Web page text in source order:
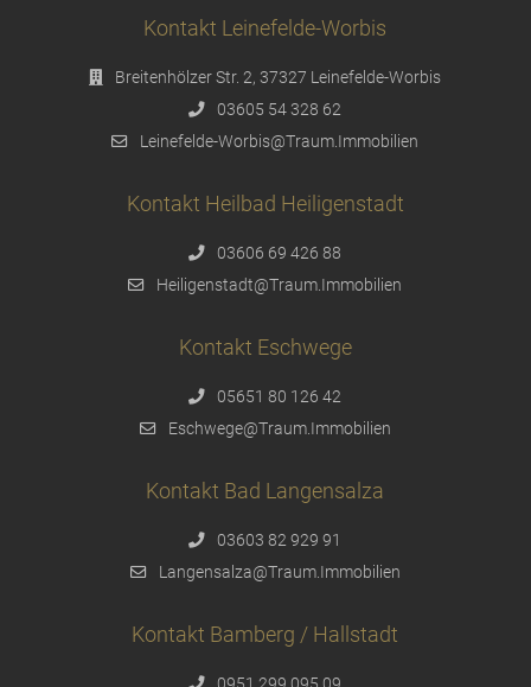
Kontakt Leinefelde-Worbis
Breitenhölzer Str. 2, 37327 Leinefelde-Worbis
03605 54 328 62
Leinefelde-Worbis@Traum.Immobilien
Kontakt Heilbad Heiligenstadt
03606 69 426 88
Heiligenstadt@Traum.Immobilien
Kontakt Eschwege
05651 80 126 42
Eschwege@Traum.Immobilien
Kontakt Bad Langensalza
03603 82 929 91
Langensalza@Traum.Immobilien
Kontakt Bamberg / Hallstadt
0951 299 095 09